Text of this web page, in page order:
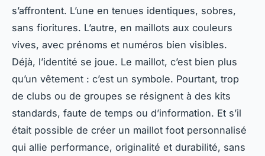
s’affrontent. L’une en tenues identiques, sobres,
sans fioritures. L’autre, en maillots aux couleurs
vives, avec prénoms et numéros bien visibles.
Déjà, l’identité se joue. Le maillot, c’est bien plus
qu’un vêtement : c’est un symbole. Pourtant, trop
de clubs ou de groupes se résignent à des kits
standards, faute de temps ou d’information. Et s’il
était possible de créer un maillot foot personnalisé
qui allie performance, originalité et durabilité, sans